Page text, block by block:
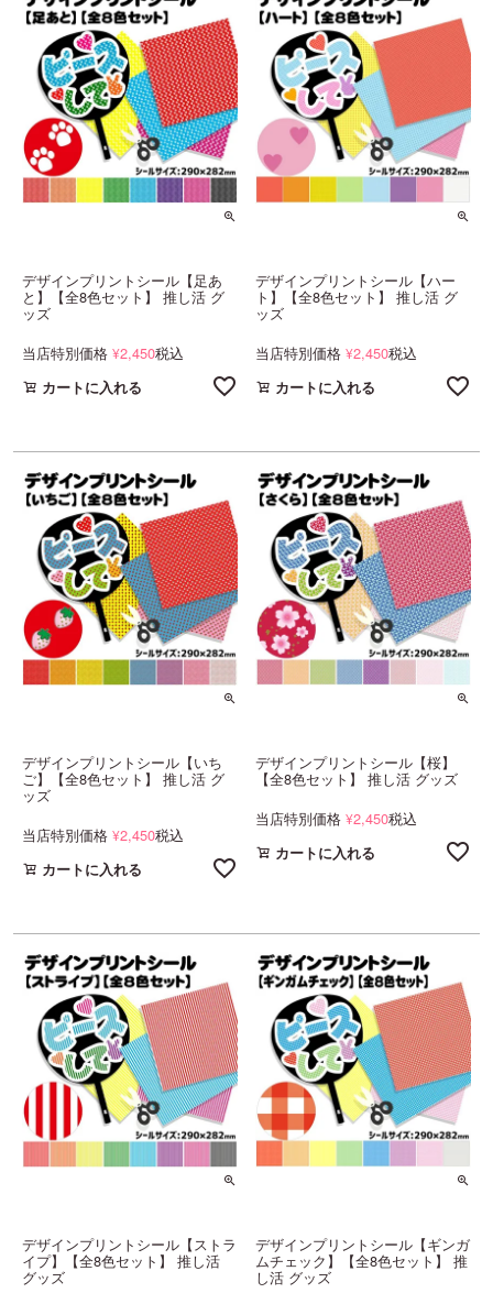
デザインプリントシール【足あ
と】【全8色セット】 推し活 グ
ッズ
当店特別価格 ¥2,450税込
カートに入れる
デザインプリントシール【ハー
ト】【全8色セット】 推し活 グ
ッズ
当店特別価格 ¥2,450税込
カートに入れる
デザインプリントシール【いち
ご】【全8色セット】 推し活 グ
ッズ
当店特別価格 ¥2,450税込
カートに入れる
デザインプリントシール【桜】
【全8色セット】 推し活 グッズ
当店特別価格 ¥2,450税込
カートに入れる
デザインプリントシール【ストラ
イプ】【全8色セット】 推し活
グッズ
デザインプリントシール【ギンガ
ムチェック】【全8色セット】 推
し活 グッズ